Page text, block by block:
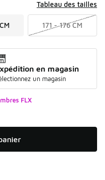
Tableau des tailles
171 - 176 CM
en magasin
un magasin
FLX